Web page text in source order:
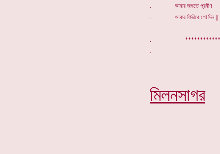
. আবার জগতে প্রবীণ
. আবার ফিরিবে গো দিন ||
.
মিলনসাগর